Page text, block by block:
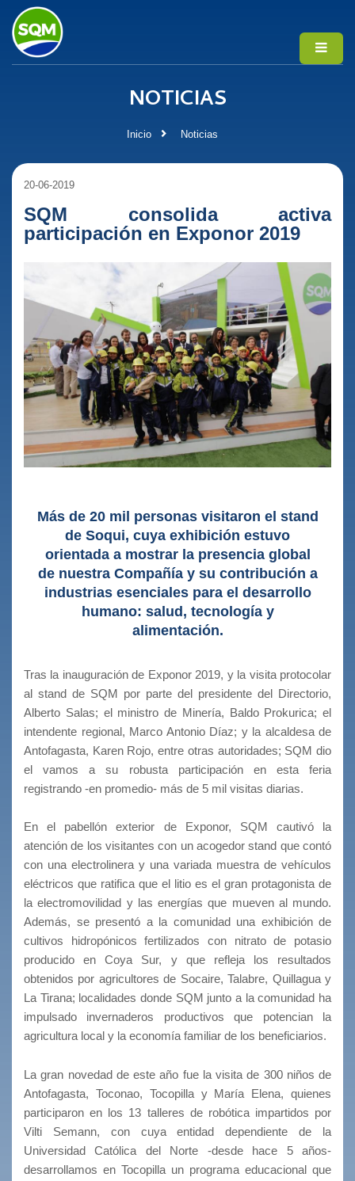
NOTICIAS
Inicio Noticias
20-06-2019
SQM consolida activa
participación en Exponor 2019
Más de 20 mil personas visitaron el stand
de Soqui, cuya exhibición estuvo
orientada a mostrar la presencia global
de nuestra Compañía y su contribución a
industrias esenciales para el desarrollo
humano: salud, tecnología y
alimentación.
Tras la inauguración de Exponor 2019, y la visita protocolar
al stand de SQM por parte del presidente del Directorio,
Alberto Salas; el ministro de Minería, Baldo Prokurica; el
intendente regional, Marco Antonio Díaz; y la alcaldesa de
Antofagasta, Karen Rojo, entre otras autoridades; SQM dio
el vamos a su robusta participación en esta feria
registrando -en promedio- más de 5 mil visitas diarias.
En el pabellón exterior de Exponor, SQM cautivó la
atención de los visitantes con un acogedor stand que contó
con una electrolinera y una variada muestra de vehículos
eléctricos que ratifica que el litio es el gran protagonista de
la electromovilidad y las energías que mueven al mundo.
Además, se presentó a la comunidad una exhibición de
cultivos hidropónicos fertilizados con nitrato de potasio
producido en Coya Sur, y que refleja los resultados
obtenidos por agricultores de Socaire, Talabre, Quillagua y
La Tirana; localidades donde SQM junto a la comunidad ha
impulsado invernaderos productivos que potencian la
agricultura local y la economía familiar de los beneficiarios.
La gran novedad de este año fue la visita de 300 niños de
Antofagasta, Toconao, Tocopilla y María Elena, quienes
participaron en los 13 talleres de robótica impartidos por
Vilti Semann, con cuya entidad dependiente de la
Universidad Católica del Norte -desde hace 5 años-
desarrollamos en Tocopilla un programa educacional que